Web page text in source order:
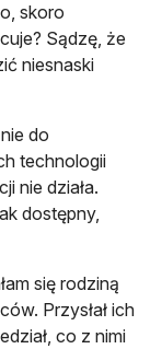
skoro
Sądzę, że
niesnaski
do
technologii
nie działa.
dostępny,
się rodziną
Przysłał ich
co z nimi